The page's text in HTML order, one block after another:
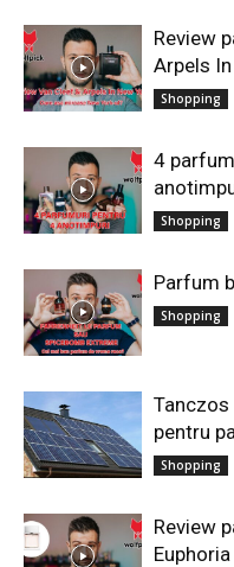
Review
Arpels
Shopping
4
Shopping
Parfum
Shopping
Tanczos
pentru
Shopping
Review